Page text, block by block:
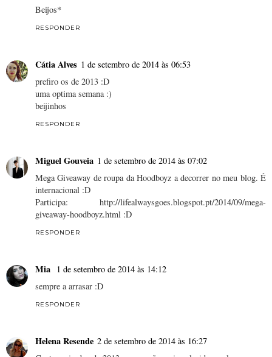
Beijos*
RESPONDER
Cátia Alves 1 de setembro de 2014 às 06:53
prefiro os de 2013 :D
uma optima semana :)
beijinhos
RESPONDER
Miguel Gouveia 1 de setembro de 2014 às 07:02
Mega Giveaway de roupa da Hoodboyz a decorrer no meu blog. É
internacional :D
Participa: http://lifealwaysgoes.blogspot.pt/2014/09/mega-
giveaway-hoodboyz.html :D
RESPONDER
Mia
1 de setembro de 2014 às 14:12
sempre a arrasar :D
RESPONDER
Helena Resende 2 de setembro de 2014 às 16:27